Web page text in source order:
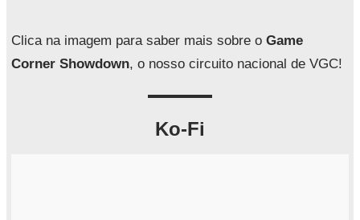
a
Clica na imagem para saber mais sobre o Game
Corner Showdown, o nosso circuito nacional de VGC!
Ko-Fi